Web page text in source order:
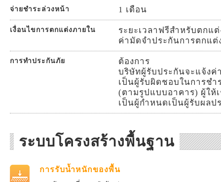
จ่ายชำระล่วงหน้า 1 เดือน
เงื่อนไขการตกแต่งภายใน
ระยะเวลาฟรีสำหรับตกแ
ค่ามัดจำประกันการตกแต่
การทำประกันภัย
ต้องการ
บริษัทผู้รับประกันจะแจ้งค่
เป็นผู้รับผิดชอบในการชำ
(ตามรูปแบบอาคาร) ผู้ให้
เป็นผู้กำหนดเป็นผู้รับผลป
ระบบโครงสร้างพื้นฐาน
การรับน้ำหนักของพื้น